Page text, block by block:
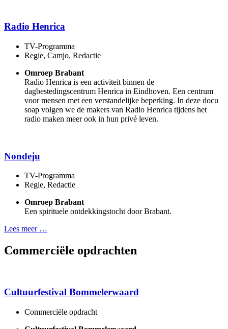
Radio Henrica
TV-Programma
Regie, Camjo, Redactie
Omroep Brabant
Radio Henrica is een activiteit binnen de
dagbestedingscentrum Henrica in Eindhoven. Een centrum
voor mensen met een verstandelijke beperking. In deze docu
soap volgen we de makers van Radio Henrica tijdens het
radio maken meer ook in hun privé leven.
Nondeju
TV-Programma
Regie, Redactie
Omroep Brabant
Een spirituele ontdekkingstocht door Brabant.
Lees meer …
Commerciële opdrachten
Cultuurfestival Bommelerwaard
Commerciële opdracht